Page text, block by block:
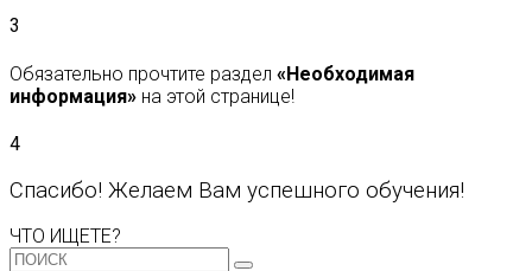
3
Обязательно прочтите раздел «Необходимая
информация» на этой странице!
4
Спасибо! Желаем Вам успешного обучения!
ЧТО ИЩЕТЕ?